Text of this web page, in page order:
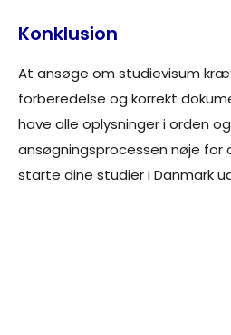
Konklusion
At ansøge om studievisum
forberedelse og korrekt
have alle oplysninger i orden
ansøgningsprocessen nøje for
starte dine studier i Danmark